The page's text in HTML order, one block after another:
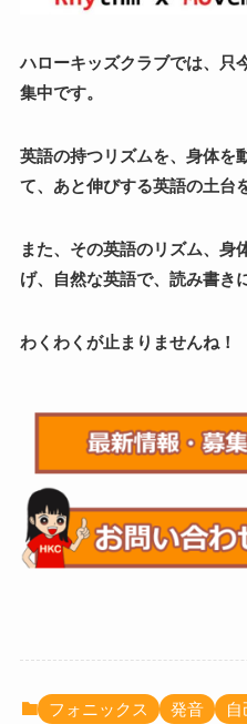
ハローキッズクラブでは、只
集中です。
英語の持つリズムを、身体を
て、あと伸びする英語の土台
また、その英語のリズム、身
げ、自然な英語で、読み書き
わくわくが止まりませんね！
フォニックス 発音